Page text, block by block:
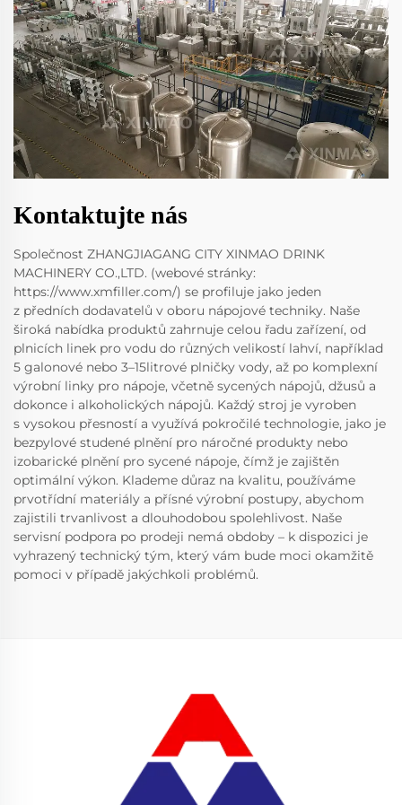
Kontaktujte nás
Společnost ZHANGJIAGANG CITY XINMAO DRINK
MACHINERY CO.,LTD. (webové stránky:
https://www.xmfiller.com/) se profiluje jako jeden
z předních dodavatelů v oboru nápojové techniky. Naše
široká nabídka produktů zahrnuje celou řadu zařízení, od
plnicích linek pro vodu do různých velikostí lahví, například
5 galonové nebo 3–15litrové plničky vody, až po komplexní
výrobní linky pro nápoje, včetně sycených nápojů, džusů a
dokonce i alkoholických nápojů. Každý stroj je vyroben
s vysokou přesností a využívá pokročilé technologie, jako je
bezpylové studené plnění pro náročné produkty nebo
izobarické plnění pro sycené nápoje, čímž je zajištěn
optimální výkon. Klademe důraz na kvalitu, používáme
prvotřídní materiály a přísné výrobní postupy, abychom
zajistili trvanlivost a dlouhodobou spolehlivost. Naše
servisní podpora po prodeji nemá obdoby – k dispozici je
vyhrazený technický tým, který vám bude moci okamžitě
pomoci v případě jakýchkoli problémů.